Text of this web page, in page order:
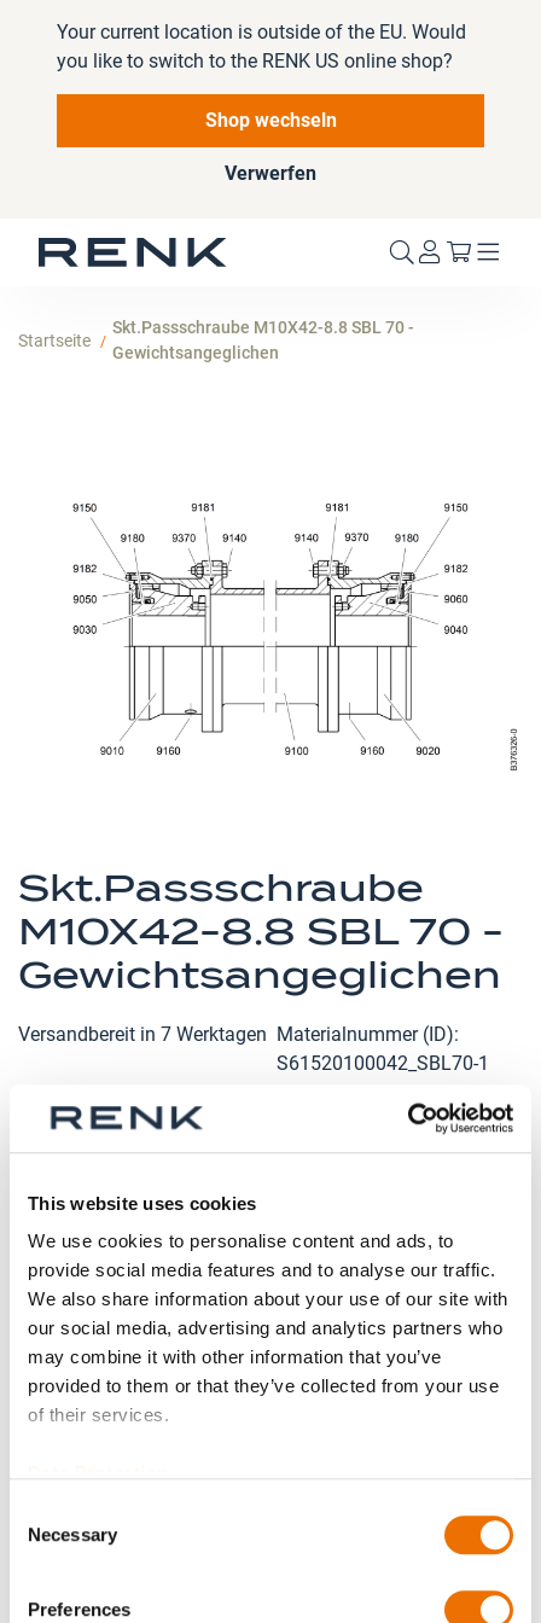
This website uses cookies
We use cookies to personalise content and ads, to
provide social media features and to analyse our traffic.
We also share information about your use of our site with
our social media, advertising and analytics partners who
may combine it with other information that you’ve
provided to them or that they’ve collected from your use
of their services.
Selection
Necessary
Preferences
Your current location is outside of the EU. Would
you like to switch to the RENK US online shop?
Shop wechseln
Verwerfen
Mein
Startseite
Skt.Passschraube M10X42-8.8 SBL 70 -
Gewichtsangeglichen
Skt.Passschraube
M10X42-8.8 SBL 70 -
Gewichtsangeglichen
Versandbereit in 7 Werktagen Materialnummer (ID)
S61520100042_SBL70-1
Anzahl
Skt.Passschraube M10X42-8.8 SBL 70 -
Gewichtsangeglichen ist verfügbar zum Kauf in Stufen von
20
Bitte beachten Sie, dass weitere Informationen, Preise
und die Möglichkeit zum Kauf nur angemeldeten
Benutzern zugänglich sind.
Bildergalerie
springen
Anfang
der
Bildergalerie
springen